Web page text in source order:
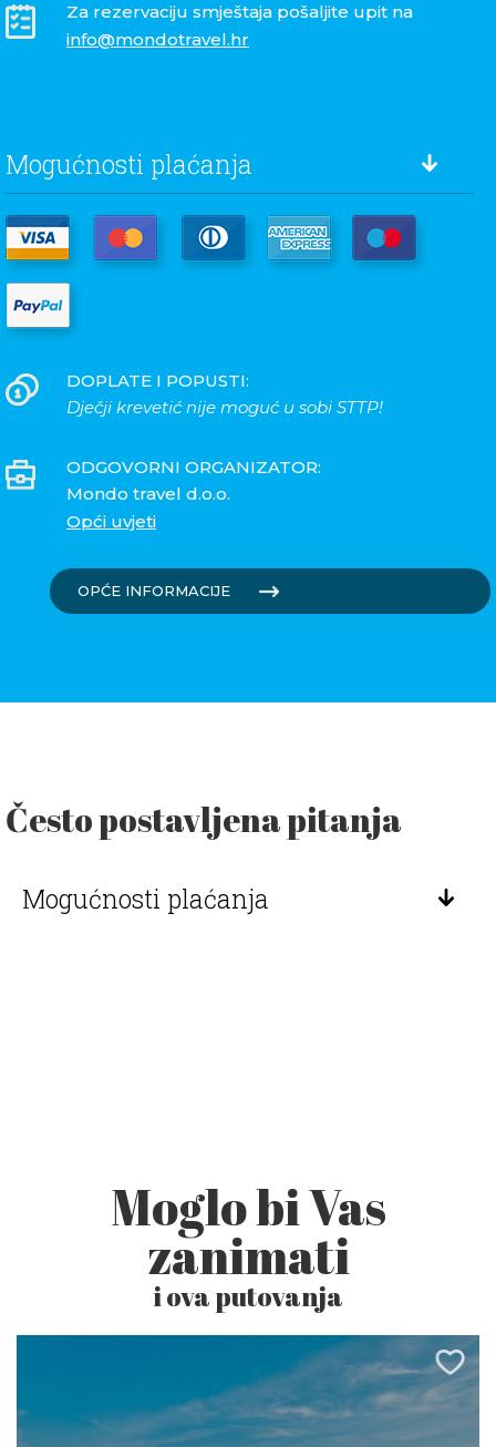
Za rezervaciju smještaja pošaljite upit na
info@mondotravel.hr
Mogućnosti plaćanja
DOPLATE I POPUSTI:
Dječji krevetić nije moguć u sobi STTP!
ODGOVORNI ORGANIZATOR:
Mondo travel d.o.o.
Opći uvjeti
OPĆE INFORMACIJE
Često postavljena pitanja
Mogućnosti plaćanja
Moglo bi Vas
zanimati
i ova putovanja